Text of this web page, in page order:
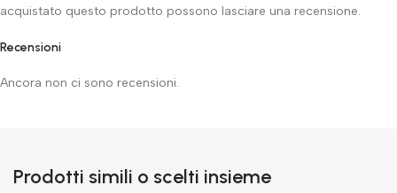
Recensioni
Ancora non ci sono recensioni.
acquistato questo prodotto possono lasciare una recensione.
Prodotti simili o scelti insieme